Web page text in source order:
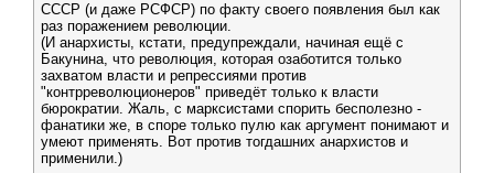
СССР (и даже РСФСР) по факту своего появления был как
раз поражением революции.
(И анархисты, кстати, предупреждали, начиная ещё с
Бакунина, что революция, которая озаботится только
захватом власти и репрессиями против
"контрреволюционеров" приведёт только к власти
бюрократии. Жаль, с марксистами спорить бесполезно -
фанатики же, в споре только пулю как аргумент понимают и
умеют применять. Вот против тогдашних анархистов и
применили.)